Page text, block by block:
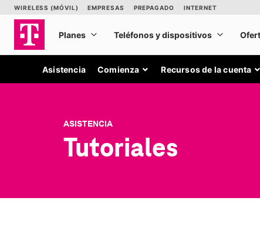
Asistencia Comienza Recursos de la cuenta
ASISTENCIA
Tutoriales